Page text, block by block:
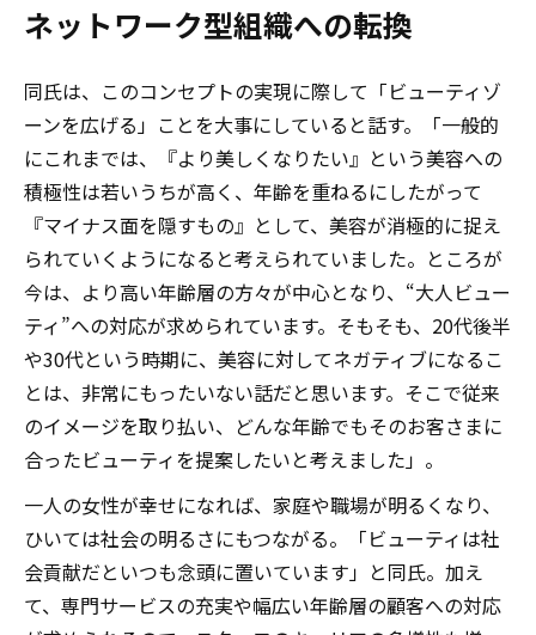
ネットワーク型組織への転換
同氏は、このコンセプトの実現に際して「ビューティゾ
ーンを広げる」ことを大事にしていると話す。「一般的
にこれまでは、『より美しくなりたい』という美容への
積極性は若いうちが高く、年齢を重ねるにしたがって
『マイナス面を隠すもの』として、美容が消極的に捉え
られていくようになると考えられていました。ところが
今は、より高い年齢層の方々が中心となり、“大人ビュー
ティ”への対応が求められています。そもそも、20代後半
や30代という時期に、美容に対してネガティブになるこ
とは、非常にもったいない話だと思います。そこで従来
のイメージを取り払い、どんな年齢でもそのお客さまに
合ったビューティを提案したいと考えました」。
一人の女性が幸せになれば、家庭や職場が明るくなり、
ひいては社会の明るさにもつながる。「ビューティは社
会貢献だといつも念頭に置いています」と同氏。加え
て、専門サービスの充実や幅広い年齢層の顧客への対応